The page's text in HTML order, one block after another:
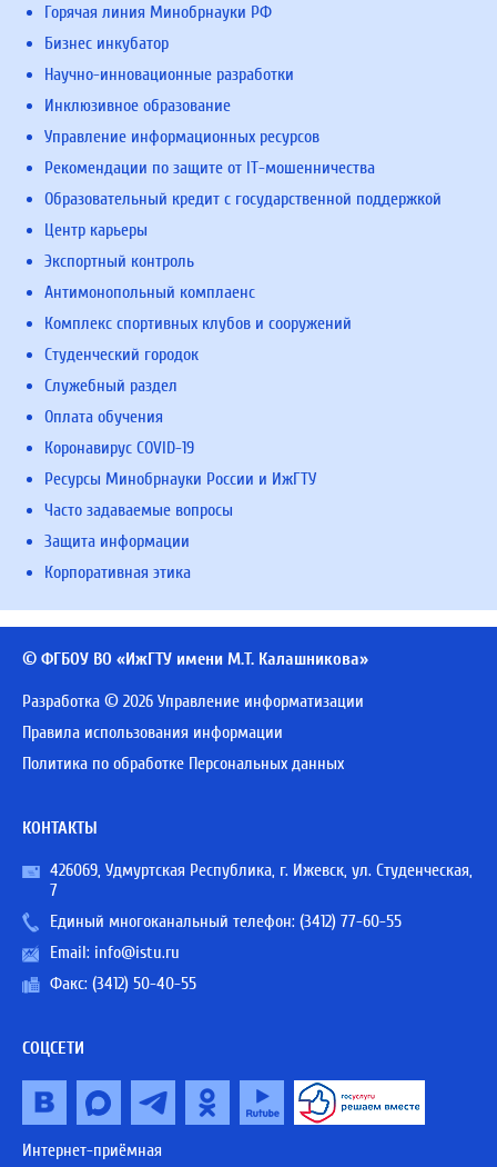
Горячая линия Минобрнауки РФ
Бизнес инкубатор
Научно-инновационные разработки
Инклюзивное образование
Управление информационных ресурсов
Рекомендации по защите от IT-мошенничества
Образовательный кредит с государственной поддержкой
Центр карьеры
Экспортный контроль
Антимонопольный комплаенс
Комплекс спортивных клубов и сооружений
Студенческий городок
Служебный раздел
Оплата обучения
Коронавирус COVID-19
Ресурсы Минобрнауки России и ИжГТУ
Часто задаваемые вопросы
Защита информации
Корпоративная этика
© ФГБОУ ВО «ИжГТУ имени М.Т. Калашникова»
Разработка © 2026 Управление информатизации
Правила использования информации
Политика по обработке Персональных данных
КОНТАКТЫ
426069, Удмуртская Республика, г. Ижевск, ул. Студенческая,
7
Единый многоканальный телефон: (3412) 77-60-55
Email: info@istu.ru
Факс: (3412) 50-40-55
СОЦСЕТИ
Интернет-приёмная